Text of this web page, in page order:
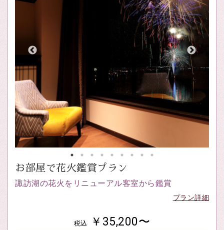
お部屋で花火鑑賞プラン
諏訪湖の花火をリニューアル客室から鑑賞
プラン詳細
税込 ￥35,200〜